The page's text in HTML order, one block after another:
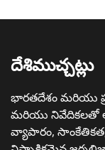
దేశిముచ్చట్లు
భారతదేశం మరియు
మరియు నివేదికలతో
వ్యాపారం,